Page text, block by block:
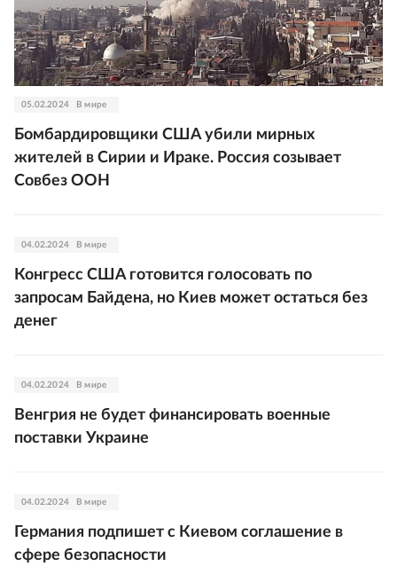
05.02.2024 В мире
Бомбардировщики США убили мирных
жителей в Сирии и Ираке. Россия созывает
Совбез ООН
04.02.2024 В мире
Конгресс США готовится голосовать по
запросам Байдена, но Киев может остаться без
денег
04.02.2024 В мире
Венгрия не будет финансировать военные
поставки Украине
04.02.2024 В мире
Германия подпишет с Киевом соглашение в
сфере безопасности